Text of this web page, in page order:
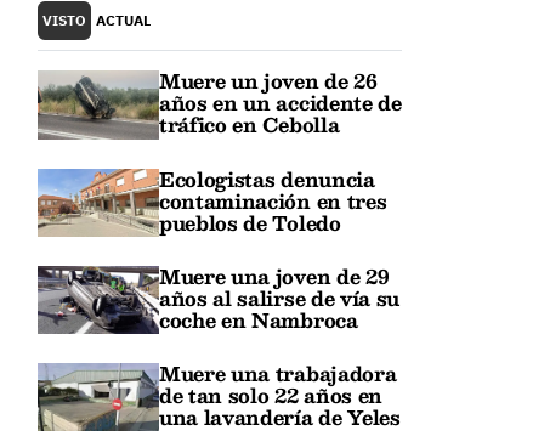
VISTO ACTUAL
Muere un joven de 26
años en un accidente de
tráfico en Cebolla
Ecologistas denuncia
contaminación en tres
pueblos de Toledo
Muere una joven de 29
años al salirse de vía su
coche en Nambroca
Muere una trabajadora
de tan solo 22 años en
una lavandería de Yeles